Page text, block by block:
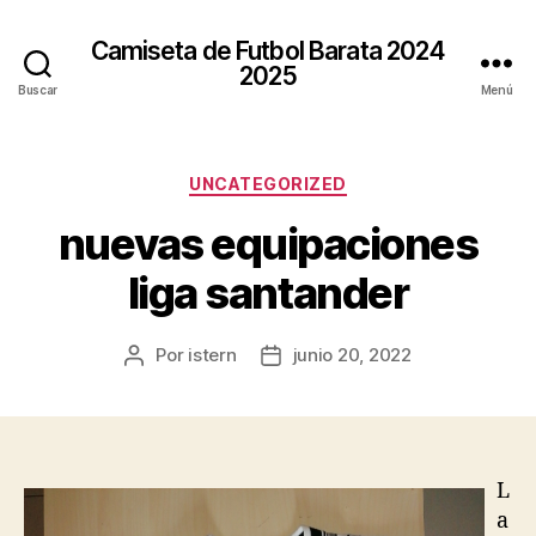
Buscar
Camiseta de Futbol Barata 2024
2025
Menú
Categorías
UNCATEGORIZED
nuevas equipaciones
liga santander
Autor
Por istern
Fechajunio 20, 2022
L
a